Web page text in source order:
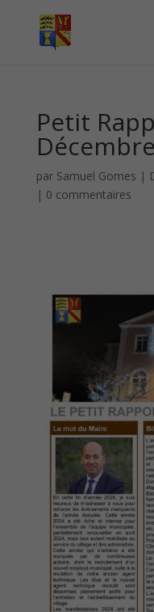
Petit
par Samuel Gomes |
| 0 commentaires